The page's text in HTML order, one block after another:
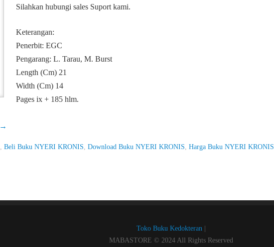
Silahkan hubungi sales Suport kami.
Keterangan:
Penerbit: EGC
Pengarang: L. Tarau, M. Burst
Length (Cm) 21
Width (Cm) 14
Pages ix + 185 hlm.
→
Beli Buku NYERI KRONIS Download Buku NYERI KRONIS Harga Buku NYERI KRONIS
Toko Buku Kedokteran |
MABASTORE © 2024 All Rights Reserved